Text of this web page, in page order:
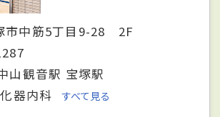
市中筋5丁目9-28 2F
山観音駅 宝塚駅
器内科 すべて見る